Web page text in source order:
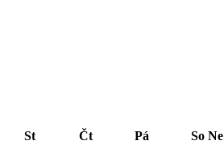
St Čt Pá So Ne